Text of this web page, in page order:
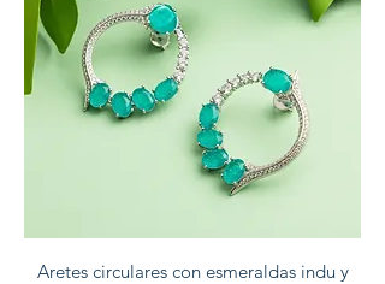
Aretes circulares con esmeraldas indu y